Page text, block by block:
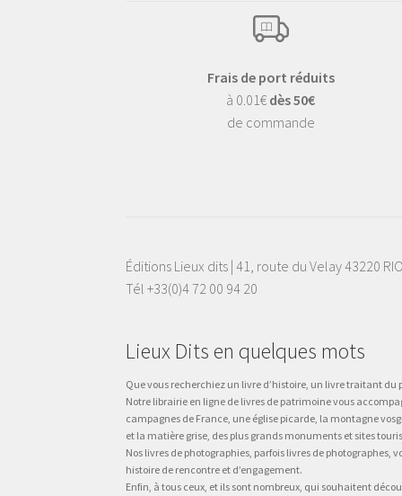
Frais de port réduits
à 0.01€ dès 50€
de commande
Éditions Lieux dits | 41, route du Velay 43220
Tél +33(0)4 72 00 94 20
Lieux Dits en quelques mots
Que vous recherchiez un livre d’histoire, un livre traitant
Notre librairie en ligne de livres de patrimoine vous
campagnes de France, une église picarde, la montagne
et la matière grise, des plus grands monuments et sites
Nos livres de photographies, parfois livres de
histoire de rencontre et d’engagement.
Enfin, à tous ceux, et ils sont nombreux, qui souhaitent